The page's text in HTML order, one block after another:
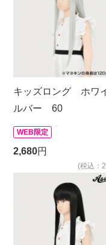
キッズロング ホワ
ルバー 60
WEB限定
2,680円
(税込：